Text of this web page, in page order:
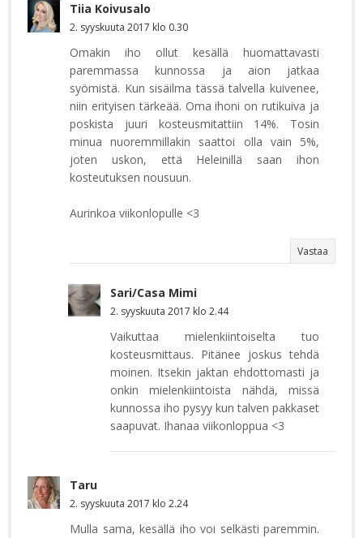
Tiia Koivusalo
2. syyskuuta 2017 klo 0.30
Omakin iho ollut kesällä huomattavasti
paremmassa kunnossa ja aion jatkaa
syömistä. Kun sisäilma tässä talvella kuivenee,
niin erityisen tärkeää. Oma ihoni on rutikuiva ja
poskista juuri kosteusmitattiin 14%. Tosin
minua nuoremmillakin saattoi olla vain 5%,
joten uskon, että Heleinillä saan ihon
kosteutuksen nousuun.
Aurinkoa viikonlopulle <3
Vastaa
Sari/Casa Mimi
2. syyskuuta 2017 klo 2.44
Vaikuttaa mielenkiintoiselta tuo
kosteusmittaus. Pitänee joskus tehdä
moinen. Itsekin jaktan ehdottomasti ja
onkin mielenkiintoista nähdä, missä
kunnossa iho pysyy kun talven pakkaset
saapuvat. Ihanaa viikonloppua <3
Taru
2. syyskuuta 2017 klo 2.24
Mulla sama, kesällä iho voi selkästi paremmin.